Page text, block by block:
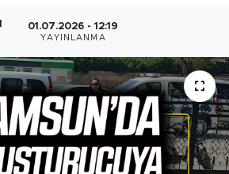
01.07.2026 - 12:19
YAYINLANMA